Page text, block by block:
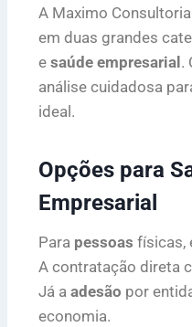
A Maximo
em duas grandes
e saúde empresarial .
análise cuidadosa
ideal.
Opções para
Empresarial
Para pessoas físicas,
A contratação direta
Já a adesão por
economia.